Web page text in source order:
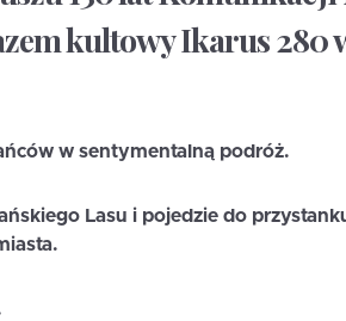
kultowy Ikarus 280
w sentymentalną podróż.
Lasu i pojedzie do